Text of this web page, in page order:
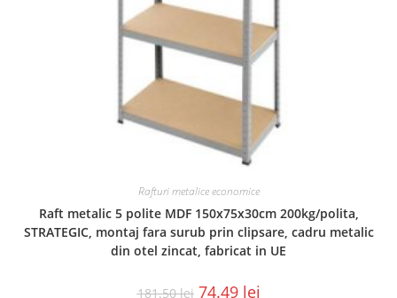
Rafturi metalice economice
Raft metalic 5 polite MDF 150x75x30cm 200kg/polita,
STRATEGIC, montaj fara surub prin clipsare, cadru metalic
din otel zincat, fabricat in UE
181.50lei 74.49 lei